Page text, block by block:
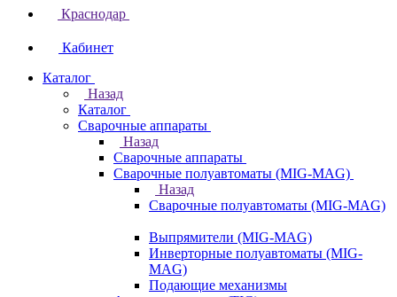
Краснодар
Кабинет
Каталог
Назад
Каталог
Сварочные аппараты
Назад
Сварочные аппараты
Сварочные полуавтоматы (MIG-MAG)
Назад
Сварочные полуавтоматы (MIG-MAG)
Выпрямители (MIG-MAG)
Инверторные полуавтоматы (MIG-
MAG)
Подающие механизмы